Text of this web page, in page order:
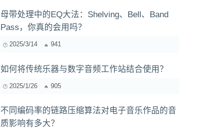
母带处理中的EQ大法：Shelving、Bell、Band
Pass，你真的会用吗？
2025/3/14 941
如何将传统乐器与数字音频工作站结合使用？
2025/1/26 905
不同编码率的链路压缩算法对电子音乐作品的音
质影响有多大？